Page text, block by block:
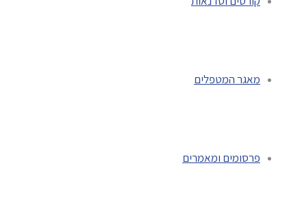
מאגר המטפלים
פרסומים ומאמרים